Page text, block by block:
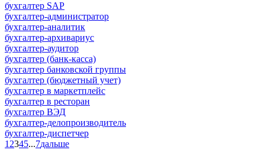
бухгалтер SAP
бухгалтер-администратор
бухгалтер-аналитик
бухгалтер-архивариус
бухгалтер-аудитор
бухгалтер (банк-касса)
бухгалтер банковской группы
бухгалтер (бюджетный учет)
бухгалтер в маркетплейс
бухгалтер в ресторан
бухгалтер ВЭД
бухгалтер-делопроизводитель
бухгалтер-диспетчер
1 2345...7дальше